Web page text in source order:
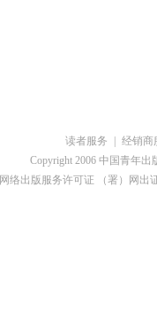
读者服务
经销商
Copyright 2006 中国青年出
网络出版服务许可证 （署）网出